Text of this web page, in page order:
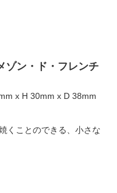
ゾン・ド・フレンチ
x H 30mm x D 38mm
くことのできる、小さな